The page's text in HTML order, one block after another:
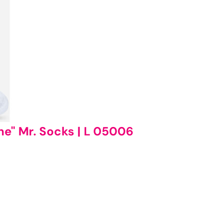
Mr. Socks | L 05006